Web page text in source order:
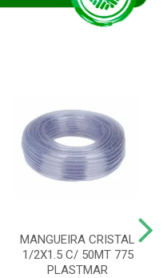
MANGUEIRA CRISTAL
1/2X1.5 C/ 50MT 775
PLASTMAR